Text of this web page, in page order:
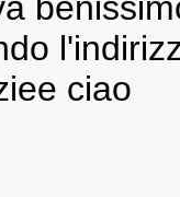
ciao